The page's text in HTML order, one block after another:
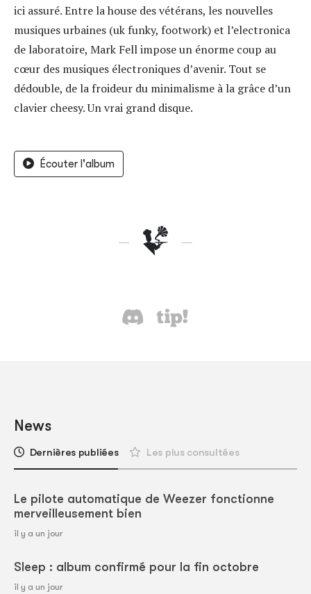
ici assuré. Entre la house des vétérans, les nouvelles
musiques urbaines (uk funky, footwork) et l’electronica
de laboratoire, Mark Fell impose un énorme coup au
cœur des musiques électroniques d’avenir. Tout se
dédouble, de la froideur du minimalisme à la grâce d’un
clavier cheesy. Un vrai grand disque.
Écouter l'album
News
Dernières publiées Les plus consultées
Le pilote automatique de Weezer fonctionne
merveilleusement bien
il y a un jour
Sleep : album confirmé pour la fin octobre
il y a un jour